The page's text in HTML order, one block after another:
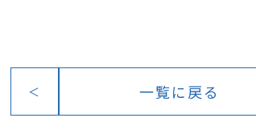
＜ 一覧に戻る